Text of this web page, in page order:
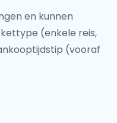
en kunnen
(enkele reis,
(vooraf